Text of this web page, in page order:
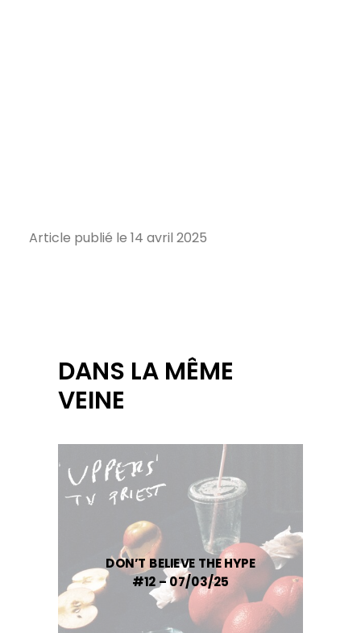
Article publié le 14 avril 2025
DANS LA MÊME
VEINE
DON’T BELIEVE THE HYPE
#12 – 07/03/25